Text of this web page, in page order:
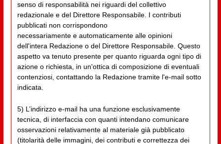
senso di responsabilità nei riguardi del collettivo
redazionale e del Direttore Responsabile. I contributi
pubblicati non corrispondono
necessariamente e automaticamente alle opinioni
dell'intera Redazione o del Direttore Responsabile. Questo
aspetto va tenuto presente per quanto riguarda ogni tipo di
azione o richiesta, in un'ottica di composizione di eventuali
contenziosi, contattando la Redazione tramite l'e-mail sotto
indicata.
5) L’indirizzo e-mail ha una funzione esclusivamente
tecnica, di interfaccia con quanti intendano comunicare
osservazioni relativamente al materiale già pubblicato
(titolarità delle immagini, dei contributi e correttezza dei